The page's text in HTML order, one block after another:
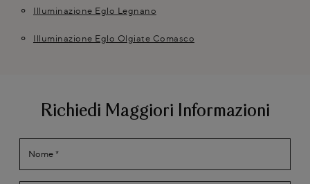
Illuminazione Eglo Legnano
Illuminazione Eglo Olgiate Comasco
Richiedi Maggiori Informazioni